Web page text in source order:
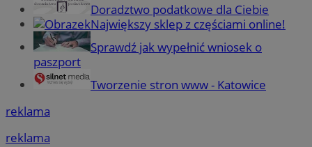
Doradztwo podatkowe dla Ciebie
Największy sklep z częściami online!
Sprawdź jak wypełnić wniosek o
paszport
Tworzenie stron www - Katowice
reklama
reklama